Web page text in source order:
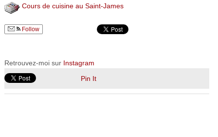
Cours de cuisine au Saint-James
Follow
Retrouvez-moi sur Instagram
Pin It